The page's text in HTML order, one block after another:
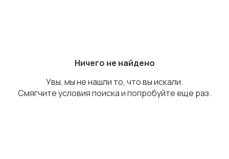
Головные уборыНичего не найдено
Увы, мы не нашли то, что вы искали.
Смягчите условия поиска и попробуйте еще раз.